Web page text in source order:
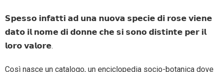
𝗦𝗽𝗲𝘀𝘀𝗼 𝗶𝗻𝗳𝗮𝘁𝘁𝗶 𝗮𝗱 𝘂𝗻𝗮 𝗻𝘂𝗼𝘃𝗮 𝘀𝗽𝗲𝗰𝗶𝗲 𝗱𝗶 𝗿𝗼𝘀𝗲 𝘃𝗶𝗲𝗻𝗲
𝗱𝗮𝘁𝗼 𝗶𝗹 𝗻𝗼𝗺𝗲 𝗱𝗶 𝗱𝗼𝗻𝗻𝗲 𝗰𝗵𝗲 𝘀𝗶 𝘀𝗼𝗻𝗼 𝗱𝗶𝘀𝘁𝗶𝗻𝘁𝗲 𝗽𝗲𝗿 𝗶𝗹
𝗹𝗼𝗿𝗼 𝘃𝗮𝗹𝗼𝗿𝗲.
Così nasce un catalogo, un enciclopedia socio-botanica dove